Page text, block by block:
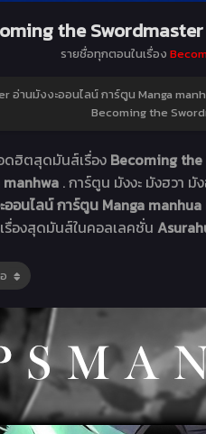
the
รายชื่อทุกตอนในเรื่อง
อ่านมังงะออนไลน์ การ์ตูน Manga
Becoming the
ดฮิตสุดมันส์เรื่อง Becoming
. การ์ตูน มังงะ มังฮวา
อนไลน์ การ์ตูน Manga
รื่องสุดมันส์ในคอลเลคชั่น